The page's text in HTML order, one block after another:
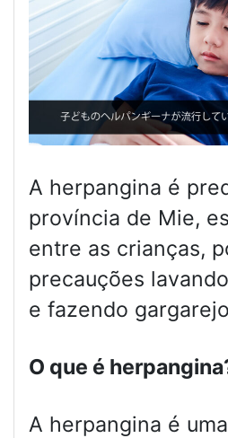
A herpangina é
província de Mie,
entre as crianças,
precauções
e fazendo
O que é
A herpangina é